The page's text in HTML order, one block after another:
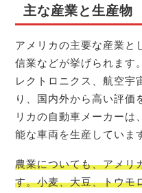
主な産業と生産物
アメリカの主要な産業と
信業などが挙げられます
レクトロニクス、航空宇
り、国内外から高い評価
リカの自動車メーカーは
能な車両を生産していま
農業についても、アメリ
す。小麦、大豆、トウモ